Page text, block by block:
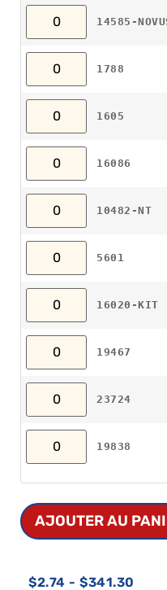
14585-
1788
1605
16086
10482-NT
5601
16020-KIT
19467
23724
19838
AJOUTER AU
$2.74 - $341.30